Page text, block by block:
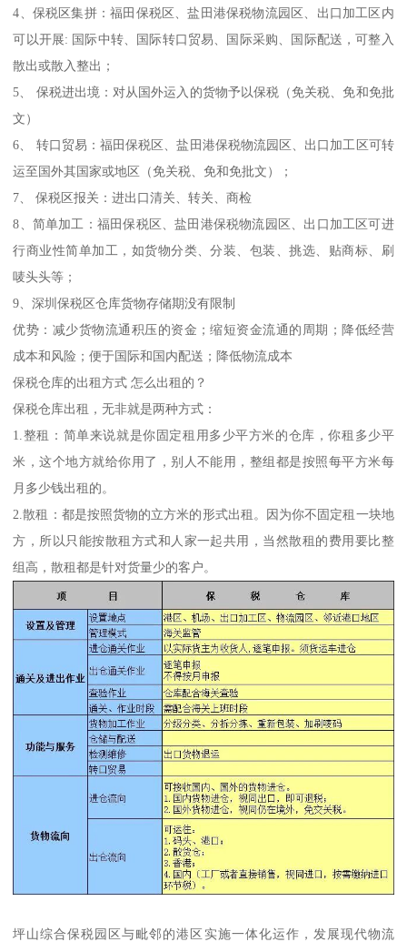
4、保税区集拼：福田保税区、盐田港保税物流园区、出口加工区内
可以开展: 国际中转、国际转口贸易、国际采购、国际配送，可整入
散出或散入整出；
5、 保税进出境：对从国外运入的货物予以保税（免关税、免和免批
文）
6、 转口贸易：福田保税区、盐田港保税物流园区、出口加工区可转
运至国外其国家或地区（免关税、免和免批文）；
7、 保税区报关：进出口清关、转关、商检
8、简单加工：福田保税区、盐田港保税物流园区、出口加工区可进
行商业性简单加工，如货物分类、分装、包装、挑选、贴商标、刷
唛头头等；
9、深圳保税区仓库货物存储期没有限制
优势：减少货物流通积压的资金；缩短资金流通的周期；降低经营
成本和风险；便于国际和国内配送；降低物流成本
保税仓库的出租方式 怎么出租的？
保税仓库出租，无非就是两种方式：
1.整租：简单来说就是你固定租用多少平方米的仓库，你租多少平
米，这个地方就给你用了，别人不能用，整组都是按照每平方米每
月多少钱出租的。
2.散租：都是按照货物的立方米的形式出租。因为你不固定租一块地
方，所以只能按散租方式和人家一起共用，当然散租的费用要比整
组高，散租都是针对货量少的客户。
坪山综合保税园区与毗邻的港区实施一体化运作，发展现代物流